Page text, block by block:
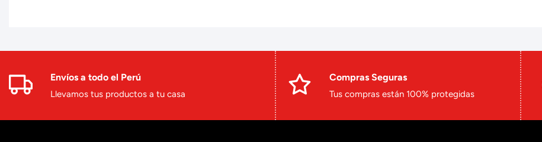
Envíos a todo el Perú
Llevamos tus productos a tu casa
Compras Seguras
Tus compras están 100% protegidas